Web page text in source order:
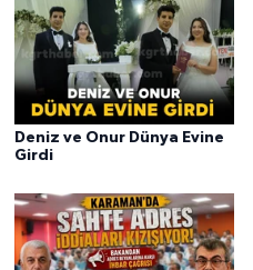
Deniz ve Onur Dünya Evine
Girdi